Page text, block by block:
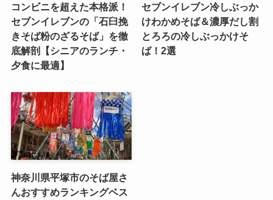
コンビニを超えた本格派！
セブンイレブンの「石臼挽
きそば粉のざるそば」を徹
底解剖【シニアのランチ・
夕食に最適】
セブンイレブン冷しぶっか
けわかめそば＆濃厚だし割
とろろの冷しぶっかけそ
ば！2選
神奈川県平塚市のそば屋さ
んおすすめランキングベス